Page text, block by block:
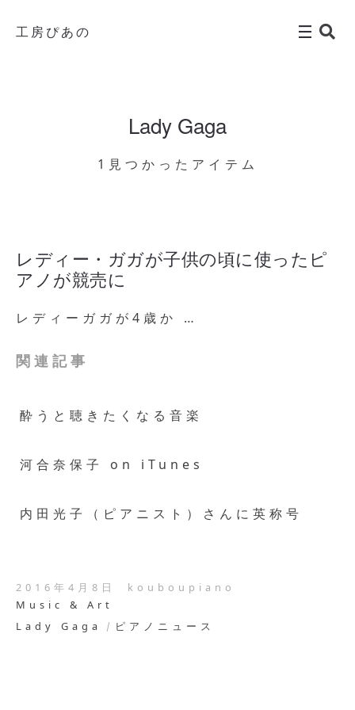
工房ぴあの
Lady Gaga
1見つかったアイテム
レディー・ガガが子供の頃に使ったピ
アノが競売に
レディーガガが4歳か …
関連記事
酔うと聴きたくなる音楽
河合奈保子 on iTunes
内田光子（ピアニスト）さんに英称号
2016年4月8日
kouboupiano
Music & Art
Lady Gaga
ピアノニュース